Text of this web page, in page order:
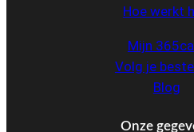
Hoe werkt
Mijn
Volg je
Blog
Onze